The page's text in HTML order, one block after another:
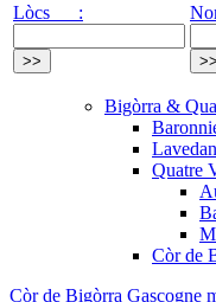
Lòcs :
Bigòrra &
Lavedan
Quatre
Còr de
Còr de Bigòrra Gascogne